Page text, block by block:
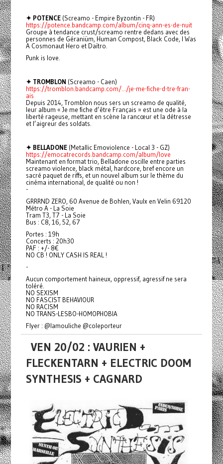
✦ POTENCE(Screamo - Empire Byzontin - FR)
https://potence.bandcamp.com/album/cinq-ann-es-de-nuit
Groupe à tendance crust/screamo rentre dedans avec des
personnes de Géraniüm, Human Compost, Black Code, I Was
A Cosmonaut Hero et Daïtro.
Punk is love.
✦ TROMBLON (Screamo - Caen)
https://tromblon.bandcamp.com/.../je-me-fiche-d-tre-fran-
ais
Depuis 2014, Tromblon nous sers un screamo de qualité,
leur album « Je me fiche d’être Français » est une ode à la
liberté rageuse, mettant en scène la rancœur et la détresse
et l’aigreur des soldats.
✦ BELLADONE(Metallic Emoviolence - Local 3 - GZ)
https://emocatrecords.bandcamp.com/album/love
Maintenant en format trio, Belladone oscille entre parties
screamo violence, black métal, hardcore, bref encore un
sacré paquet de riffs, et un nouvel album sur le thème du
cinéma international, de qualité ou non !
-
GRRRND ZERO, 60 Avenue de Bohlen, Vaulx en Velin 69120
Métro A - La Soie
Tram T3, T7 - La Soie
Bus : C8, 16, 52, 67
Portes : 19h
Concerts : 20h30
PAF : +/- 8€
NO CB ! ONLY CASH IS REAL !
-
Aucun comportement haineux, oppressif, agressif ne sera
toléré.
NO SEXISM
NO FASCIST BEHAVIOUR
NO RACISM
NO TRANS-LESBO-HOMOPHOBIA
Flyer : @lamouliche @coleporteur
VEN 20/02 : VAURIEN +
FLECKENTARN + ELECTRIC DOOM
SYNTHESIS + CAGNARD